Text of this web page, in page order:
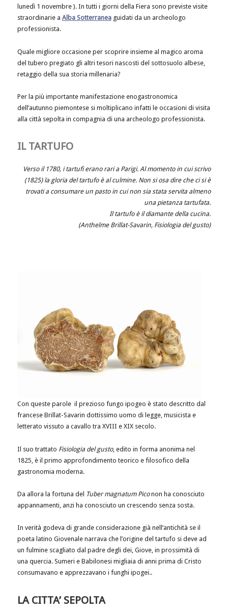
lunedì 1 novembre ). In tutti i giorni della Fiera sono previste visite
straordinarie a Alba Sotterraneaguidati da un archeologo
professionista.
Quale migliore occasione per scoprire insieme al magico aroma
del tubero pregiato gli altri tesori nascosti del sottosuolo albese,
retaggio della sua storia millenaria?
Per la più importante manifestazione enogastronomica
dell’autunno piemontese si moltiplicano infatti le occasioni di visita
alla città sepolta in compagnia di una archeologo professionista.
IL TARTUFO
Verso il 1780, i tartufi erano rari a Parigi. Al momento in cui scrivo
(1825) la gloria del tartufo è al culmine. Non si osa dire che ci si è
trovati a consumare un pasto in cui non sia stata servita almeno
una pietanza tartufata.
Il tartufo è il diamante della cucina.
(Anthelme Brillat-Savarin, Fisiologia del gusto)
Con queste parole il prezioso fungo ipogeo è stato descritto dal
francese Brillat-Savarin dottissimo uomo di legge, musicista e
letterato vissuto a cavallo tra XVIII e XIX secolo.
Il suo trattato Fisiologia del gusto, edito in forma anonima nel
1825, è il primo approfondimento teorico e filosofico della
gastronomia moderna.
Da allora la fortuna del Tuber magnatum Piconon ha conosciuto
appannamenti, anzi ha conosciuto un crescendo senza sosta.
In verità godeva di grande considerazione già nell’antichità se il
poeta latino Giovenale narrava che l’origine del tartufo si deve ad
un fulmine scagliato dal padre degli dei, Giove, in prossimità di
una quercia. Sumeri e Babilonesi migliaia di anni prima di Cristo
consumavano e apprezzavano i funghi ipogei..
LA CITTA’ SEPOLTA